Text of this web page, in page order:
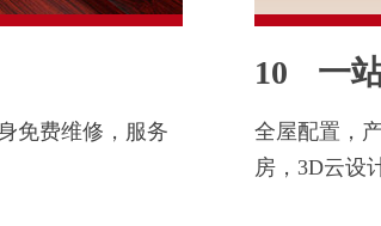
免费维修，服务
10 一
全屋配置，
房，3D云设